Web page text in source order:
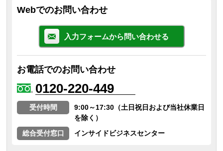
Webでのお問い合わせ
入力フォームから問い合わせる
お電話でのお問い合わせ
0120-220-449
受付時間
9:00～17:30（土日祝日および当社休業日
を除く）
総合受付窓口
インサイドビジネスセンター